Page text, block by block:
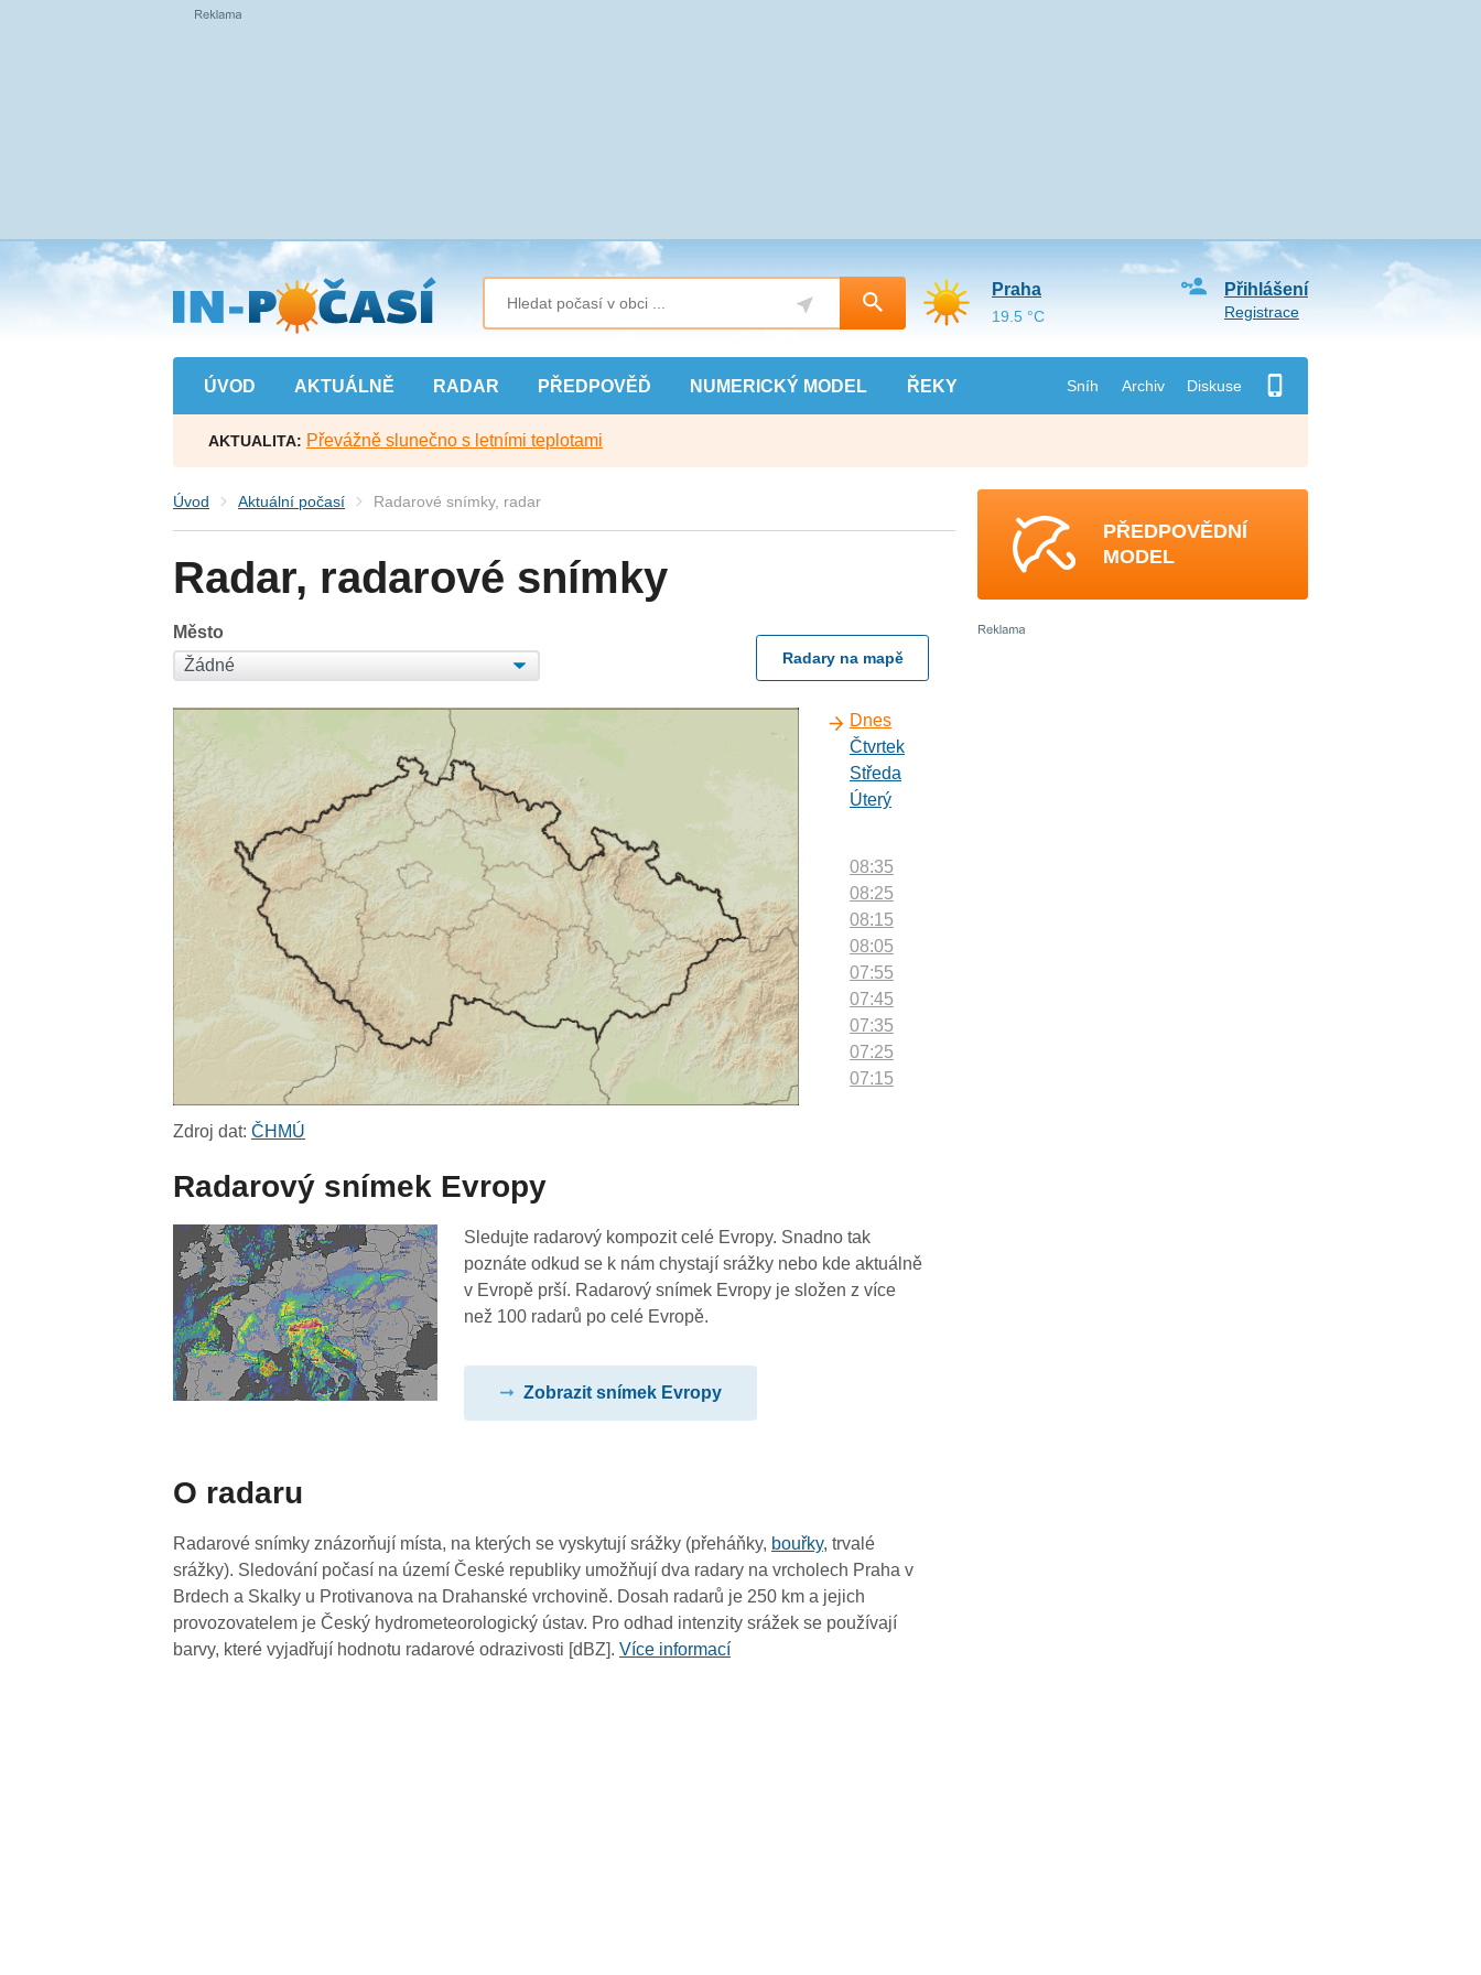
Přejít
na
hlavní
obsah
ÚVOD AKTUÁLNĚ RADAR PŘEDPOVĚĎ NUMERICKÝ MODEL ŘEKY Sníh Archiv Diskuse
Přihlášení
Registrace
Praha
19.5 °C
AKTUALITA: Převážně slunečno s letními teplotami
Úvod Aktuální počasí Radarové snímky, radar
Radar, radarové snímky
Město
Radary na mapě
Dnes
Čtvrtek
Středa
Úterý
08:35
08:25
08:15
08:05
07:55
07:45
07:35
07:25
07:15
06:15
06:05
05:55
04:15
04:05
03:55
03:45
Zdroj dat:ČHMÚ
Radarový snímek Evropy
Sledujte radarový kompozit celé Evropy. Snadno tak
poznáte odkud se k nám chystají srážky nebo kde aktuálně
v Evropě prší. Radarový snímek Evropy je složen z více
než 100 radarů po celé Evropě.
Zobrazit snímek Evropy
O radaru
Radarové snímky znázorňují místa, na kterých se vyskytují srážky (přeháňky, bouřky, trvalé
srážky). Sledování počasí na území České republiky umožňují dva radary na vrcholech Praha v
Brdech a Skalky u Protivanova na Drahanské vrchovině. Dosah radarů je 250 km a jejich
provozovatelem je Český hydrometeorologický ústav. Pro odhad intenzity srážek se používají
barvy, které vyjadřují hodnotu radarové odrazivosti [dBZ].Více informací
PŘEDPOVĚDNÍ
MODEL